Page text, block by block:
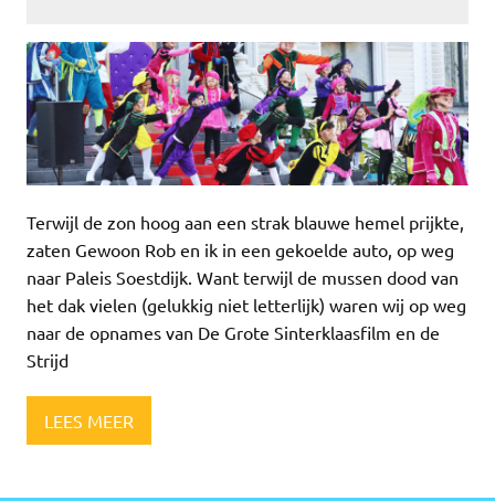
Terwijl de zon hoog aan een strak blauwe hemel prijkte,
zaten Gewoon Rob en ik in een gekoelde auto, op weg
naar Paleis Soestdijk. Want terwijl de mussen dood van
het dak vielen (gelukkig niet letterlijk) waren wij op weg
naar de opnames van De Grote Sinterklaasfilm en de
Strijd
LEES MEER